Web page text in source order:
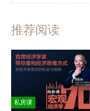
推荐阅读
私房课